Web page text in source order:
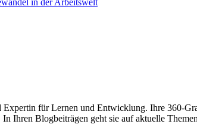
in der Arbeitswelt
Expertin für Lernen und Entwicklung. Ihre 360-
Ihren Blogbeiträgen geht sie auf aktuelle